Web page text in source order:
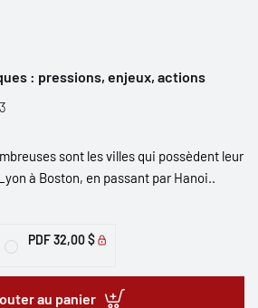
: pressions, enjeux, actions
sont les villes qui possèdent leur
à Boston, en passant par Hanoi..
PDF32,00 $
au panier